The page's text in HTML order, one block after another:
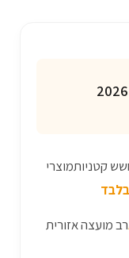
קטניותמוצרי
רב מועצה אזורית